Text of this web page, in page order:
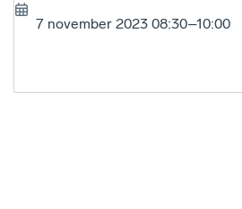
7 november 2023 08:30–10:00